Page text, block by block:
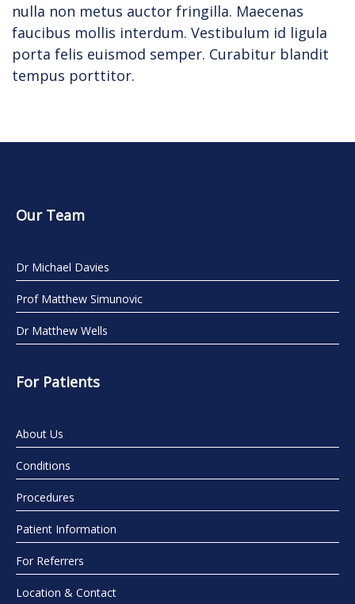
nulla non metus auctor fringilla. Maecenas
faucibus mollis interdum. Vestibulum id ligula
porta felis euismod semper. Curabitur blandit
tempus porttitor.
Our Team
Dr Michael Davies
Prof Matthew Simunovic
Dr Matthew Wells
For Patients
About Us
Conditions
Procedures
Patient Information
For Referrers
Location & Contact